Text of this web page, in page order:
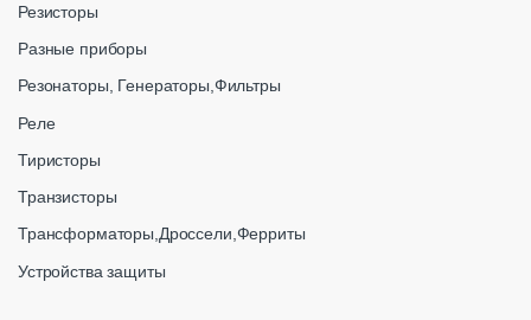
Резисторы
Разные приборы
Резонаторы, Генераторы,Фильтры
Реле
Тиристоры
Транзисторы
Трансформаторы,Дроссели,Ферриты
Устройства защиты